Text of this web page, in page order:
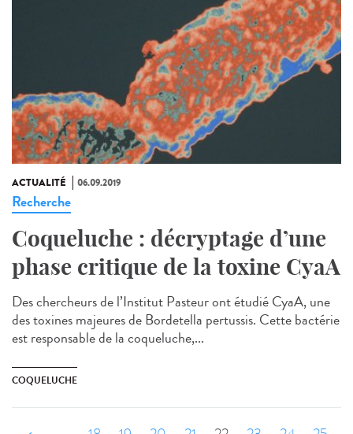
ACTUALITÉ 06.09.2019
Recherche
Coqueluche : décryptage d’une
phase critique de la toxine CyaA
Des chercheurs de l’Institut Pasteur ont étudié CyaA, une
des toxines majeures de Bordetella pertussis. Cette bactérie
est responsable de la coqueluche,...
COQUELUCHE